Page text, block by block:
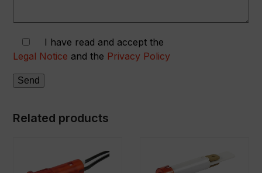
I have read and accept the
Legal Notice and the Privacy Policy
Related products